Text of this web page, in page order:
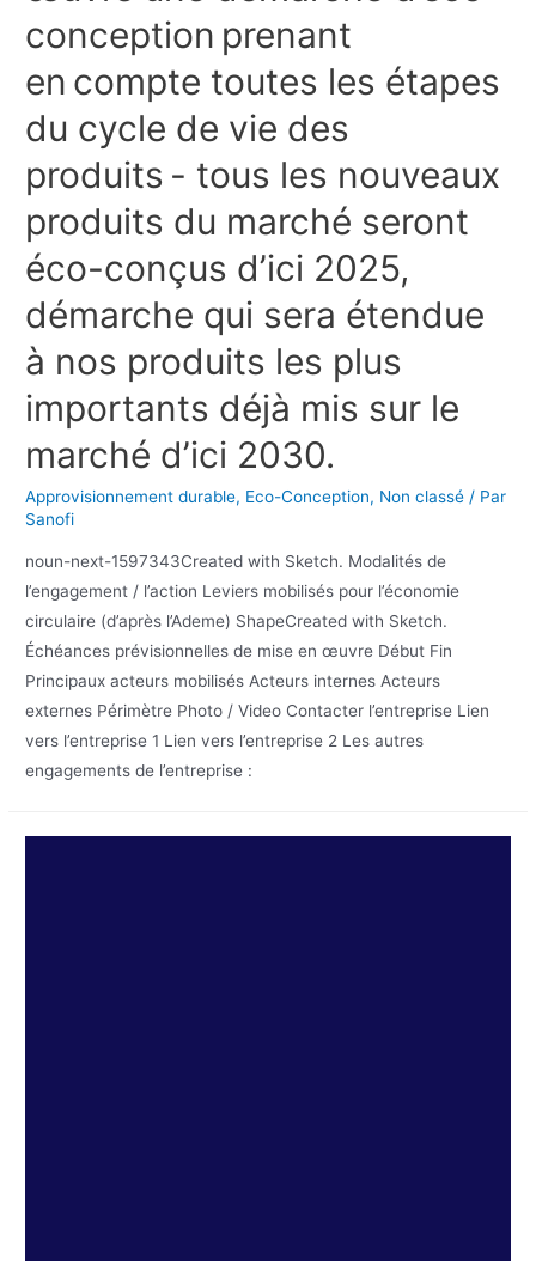
conception prenant
en compte toutes les étapes
du cycle de vie des
produits - tous les nouveaux
produits du marché seront
éco-conçus d’ici 2025,
démarche qui sera étendue
à nos produits les plus
importants déjà mis sur le
marché d’ici 2030.
Approvisionnement durable, Eco-Conception, Non classé / Par
Sanofi
noun-next-1597343Created with Sketch. Modalités de
l’engagement / l’action Leviers mobilisés pour l’économie
circulaire (d’après l’Ademe) ShapeCreated with Sketch.
Échéances prévisionnelles de mise en œuvre Début Fin
Principaux acteurs mobilisés Acteurs internes Acteurs
externes Périmètre Photo / Video Contacter l’entreprise Lien
vers l’entreprise 1 Lien vers l’entreprise 2 Les autres
engagements de l’entreprise :